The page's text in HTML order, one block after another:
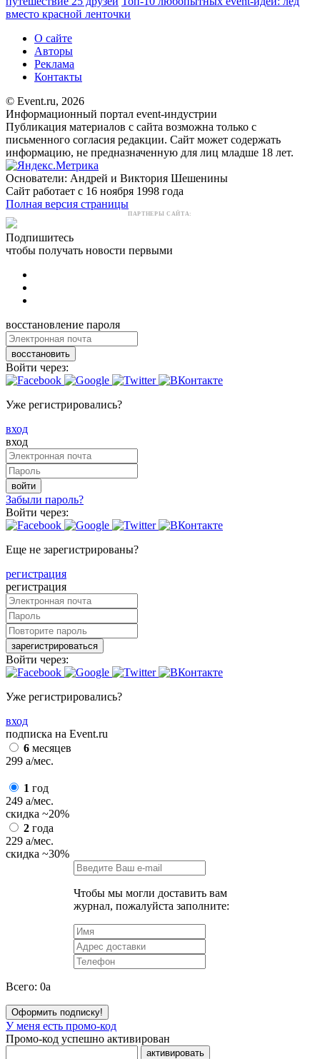
вместо красной ленточки
О сайте
Авторы
Реклама
Контакты
© Event.ru, 2026
Информационный портал event-индустрии
Публикация материалов с сайта возможна только с
письменного согласия редакции. Сайт может содержать
информацию, не предназначенную для лиц младше 18 лет.
Основатели: Андрей и Виктория Шешенины
Сайт работает с 16 ноября 1998 года
Полная версия страницы
ПАРТНЕРЫ САЙТА:
Подпишитесь
чтобы получать новости первыми
восстановление пароля
восстановить
Войти через:
Уже регистрировались?
вход
вход
войти
Забыли пароль?
Войти через:
Еще не зарегистрированы?
регистрация
регистрация
зарегистрироваться
Войти через:
Уже регистрировались?
вход
подписка на Event.ru
6 месяцев
299 a/мес.
1 год
249 a/мес.
скидка ~20%
2 года
229 a/мес.
скидка ~30%
Чтобы мы могли доставить вам
журнал, пожалуйста заполните:
Всего: 0a
Оформить подписку!
У меня есть промо-код
Промо-код успешно активирован
активировать